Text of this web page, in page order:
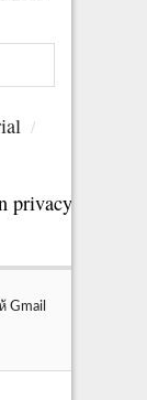
e
privacy
Gmail